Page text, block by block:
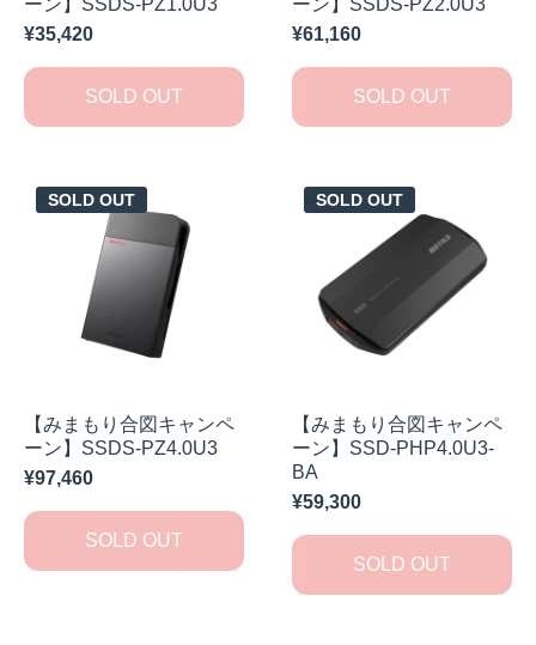
ーン】SSDS-PZ1.0U3
¥35,420
SOLD OUT
ーン】SSDS-PZ2.0U3
¥61,160
SOLD OUT
SOLD OUT
【みまもり合図キャンペ
ーン】SSDS-PZ4.0U3
¥97,460
SOLD OUT
SOLD OUT
【みまもり合図キャンペ
ーン】SSD-PHP4.0U3-
BA
¥59,300
SOLD OUT